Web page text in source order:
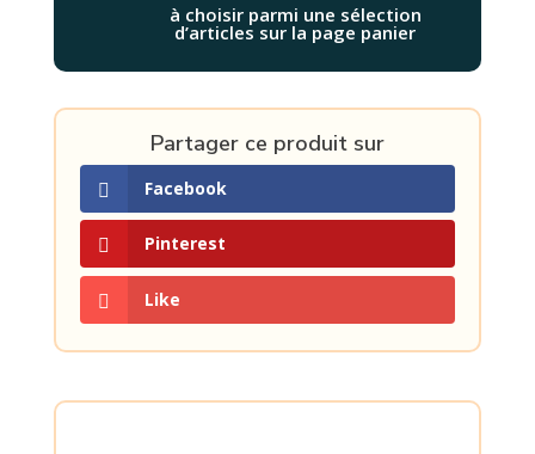
à choisir parmi une sélection
d’articles sur la page panier
Partager ce produit sur
Facebook
Pinterest
Like